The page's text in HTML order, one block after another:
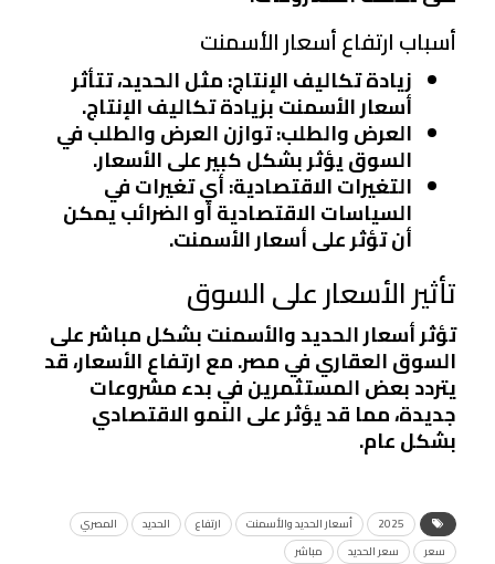
أسباب ارتفاع أسعار الأسمنت
زيادة تكاليف الإنتاج: مثل الحديد، تتأثر
أسعار الأسمنت بزيادة تكاليف الإنتاج.
العرض والطلب: توازن العرض والطلب في
السوق يؤثر بشكل كبير على الأسعار.
التغيرات الاقتصادية: أي تغيرات في
السياسات الاقتصادية أو الضرائب يمكن
أن تؤثر على أسعار الأسمنت.
تأثير الأسعار على السوق
تؤثر أسعار الحديد والأسمنت بشكل مباشر على
السوق العقاري في مصر. مع ارتفاع الأسعار، قد
يتردد بعض المستثمرين في بدء مشروعات
جديدة، مما قد يؤثر على النمو الاقتصادي
بشكل عام.
2025 أسعار الحديد والأسمنت ارتفاع الحديد
المصري
سعر
سعر الحديد مباشر